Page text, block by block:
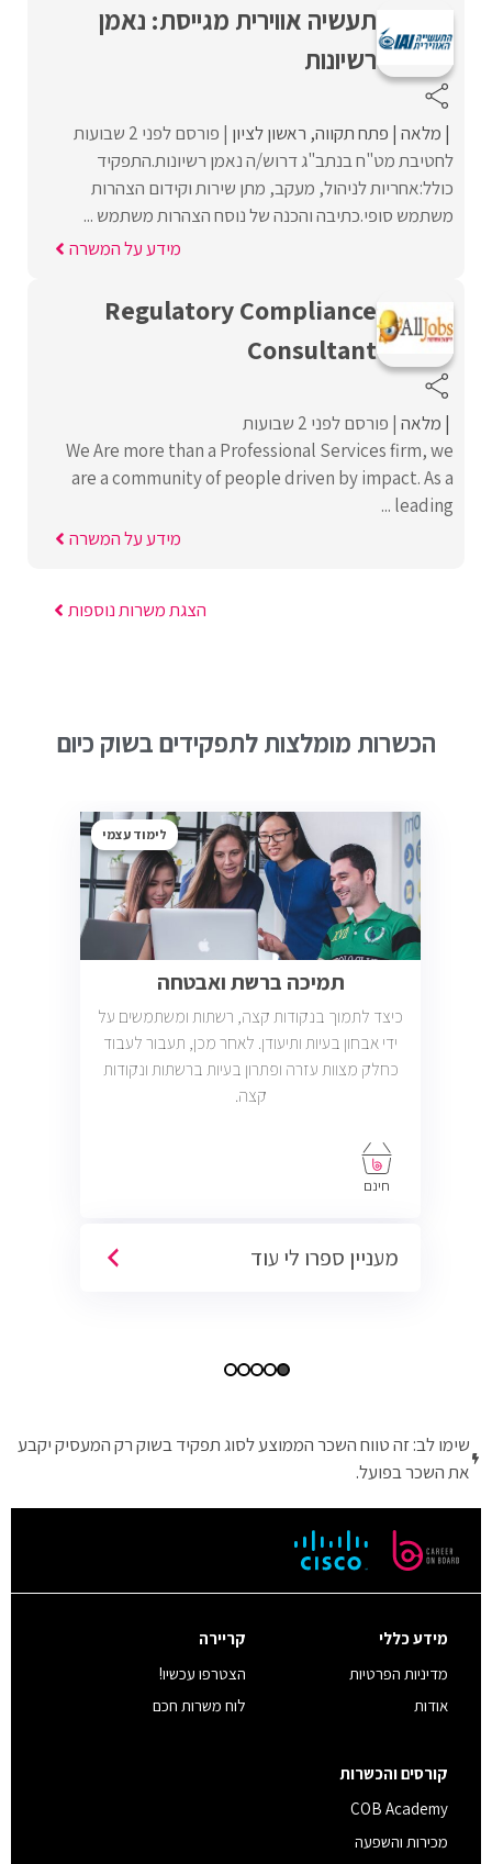
תעשיה אווירית מגייסת: נאמן
רשיונות
מלאה פתח תקווה ראשון לציון פורסם לפני 2 שבועות
לחטיבת מט"ח בנתב"ג דרוש/ה נאמן רשיונות.התפקיד
כולל:אחריות לניהול, מעקב, מתן שירות וקידום הצהרות
משתמש סופי.כתיבה והכנה של נוסח הצהרות משתמש ...
מידע על המשרה
Regulatory Compliance
Consultant
מלאה פורסם לפני 2 שבועות
We Are more than a Professional Services firm, we
are a community of people driven by impact. As a
leading ...
מידע על המשרה
הצגת משרות נוספות
הכשרות מומלצות לתפקידים בשוק כיום
לימוד עצמי
תמיכה ברשת ואבטחה
כיצד לתמוך בנקודות קצה, רשתות ומשתמשים על
ידי אבחון בעיות ותיעודן. לאחר מכן, תעבור לעבוד
כחלק מצוות עזרה ופתרון בעיות ברשתות ונקודות
קצה.
חינם
מעניין ספרו לי עוד
שימו לב: זה טווח השכר הממוצע לסוג תפקיד בשוק רק המעסיק יקבע
את השכר בפועל.
מידע כללי
מדיניות הפרטיות
אודות
קריירה
הצטרפו עכשיו!
לוח משרות חכם
קורסים והכשרות
COB Academy
מכירות והשפעה